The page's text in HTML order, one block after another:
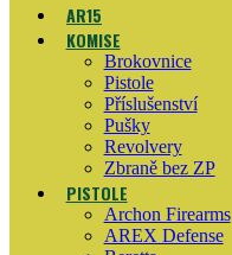
AR15
KOMISE
Brokovnice
Pistole
Příslušenství
Pušky
Revolvery
Zbraně bez ZP
PISTOLE
Archon Firearms
AREX Defense